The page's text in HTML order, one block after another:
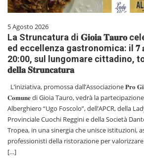
5 Agosto 2026
La Struncatura di 𝐆𝐢𝐨𝐢𝐚 𝐓𝐚𝐮𝐫𝐨
ed eccellenza gastronomica: il 𝟕
20:00, sul lungomare cittadino,
𝐝𝐞𝐥𝐥𝐚 𝐒𝐭𝐫𝐮𝐧𝐜𝐚𝐭𝐮𝐫𝐚
L’iniziativa, promossa dall’Associazione 𝐏𝐫𝐨
𝐂𝐨𝐦𝐮𝐧𝐞 di Gioia Tauro, vedrà la
Alberghiero “Ugo Foscolo”, dell’APCR, della
Provinciale Cuochi Reggini e della Società
Tropea, in una sinergia che unisce istituzioni,
professionisti della ristorazione per
[…]